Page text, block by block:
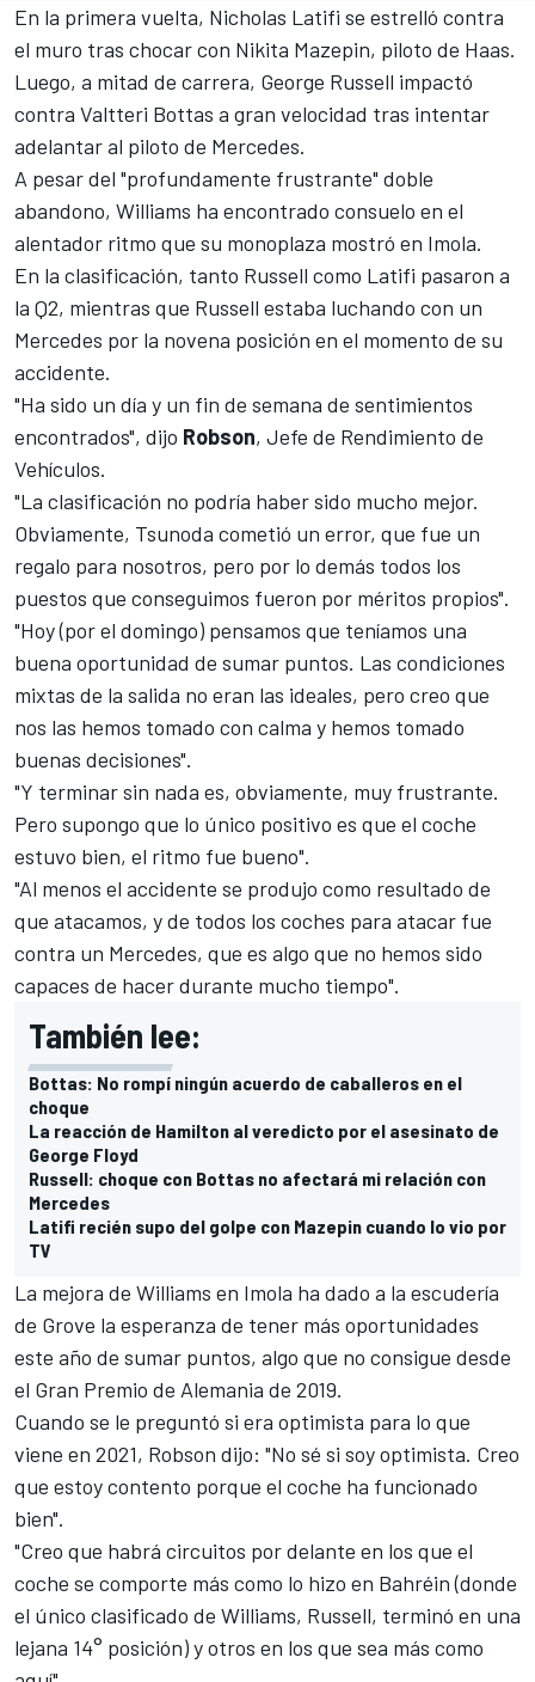
En la primera vuelta, Nicholas Latifi se estrelló contra
el muro tras chocar con Nikita Mazepin, piloto de Haas.
Luego, a mitad de carrera, George Russell impactó
contra Valtteri Bottas a gran velocidad tras intentar
adelantar al piloto de Mercedes.
A pesar del "profundamente frustrante" doble
abandono, Williams ha encontrado consuelo en el
alentador ritmo que su monoplaza mostró en Imola.
En la clasificación, tanto Russell como Latifi pasaron a
la Q2, mientras que Russell estaba luchando con un
Mercedes por la novena posición en el momento de su
accidente.
"Ha sido un día y un fin de semana de sentimientos
encontrados", dijo Robson, Jefe de Rendimiento de
Vehículos.
"La clasificación no podría haber sido mucho mejor.
Obviamente, Tsunoda cometió un error, que fue un
regalo para nosotros, pero por lo demás todos los
puestos que conseguimos fueron por méritos propios".
"Hoy (por el domingo) pensamos que teníamos una
buena oportunidad de sumar puntos. Las condiciones
mixtas de la salida no eran las ideales, pero creo que
nos las hemos tomado con calma y hemos tomado
buenas decisiones".
"Y terminar sin nada es, obviamente, muy frustrante.
Pero supongo que lo único positivo es que el coche
estuvo bien, el ritmo fue bueno".
"Al menos el accidente se produjo como resultado de
que atacamos, y de todos los coches para atacar fue
contra un Mercedes, que es algo que no hemos sido
capaces de hacer durante mucho tiempo".
También lee:
Bottas: No rompí ningún acuerdo de caballeros en el
choque
La reacción de Hamilton al veredicto por el asesinato de
George Floyd
Russell: choque con Bottas no afectará mi relación con
Mercedes
Latifi recién supo del golpe con Mazepin cuando lo vio por
TV
La mejora de Williams en Imola ha dado a la escudería
de Grove la esperanza de tener más oportunidades
este año de sumar puntos, algo que no consigue desde
el Gran Premio de Alemania de 2019.
Cuando se le preguntó si era optimista para lo que
viene en 2021, Robson dijo: "No sé si soy optimista. Creo
que estoy contento porque el coche ha funcionado
bien".
"Creo que habrá circuitos por delante en los que el
coche se comporte más como lo hizo en Bahréin (donde
el único clasificado de Williams, Russell, terminó en una
lejana 14° posición) y otros en los que sea más como